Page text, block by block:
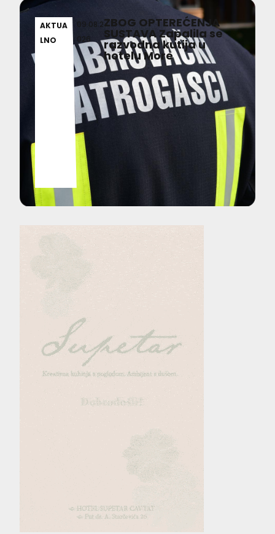
AKTUA
LNO
09.08.2
026
ZBOG OPTEREĆENJA
SUSTAVA Zapalila se
razvodna kutija u
hotelu More